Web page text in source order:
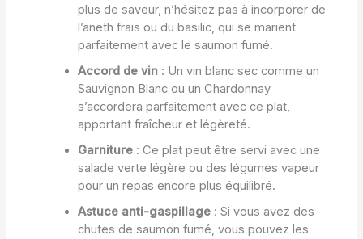
plus de saveur, n’hésitez pas à incorporer de
l’aneth frais ou du basilic, qui se marient
parfaitement avec le saumon fumé.
Accord de vin: Un vin blanc sec comme un
Sauvignon Blanc ou un Chardonnay
s’accordera parfaitement avec ce plat,
apportant fraîcheur et légèreté.
Garniture: Ce plat peut être servi avec une
salade verte légère ou des légumes vapeur
pour un repas encore plus équilibré.
Astuce anti-gaspillage: Si vous avez des
chutes de saumon fumé, vous pouvez les